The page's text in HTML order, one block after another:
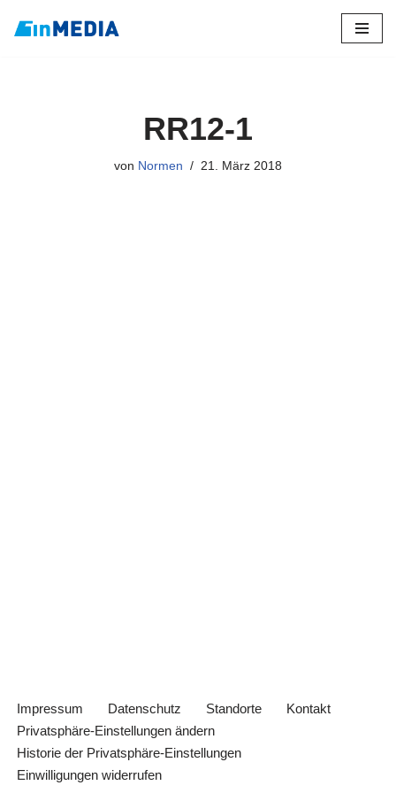
RR12-1
von Normen 21. März 2018
Impressum Datenschutz Standorte
Kontakt
Privatsphäre-Einstellungen ändern
Historie der Privatsphäre-Einstellungen
Einwilligungen widerrufen